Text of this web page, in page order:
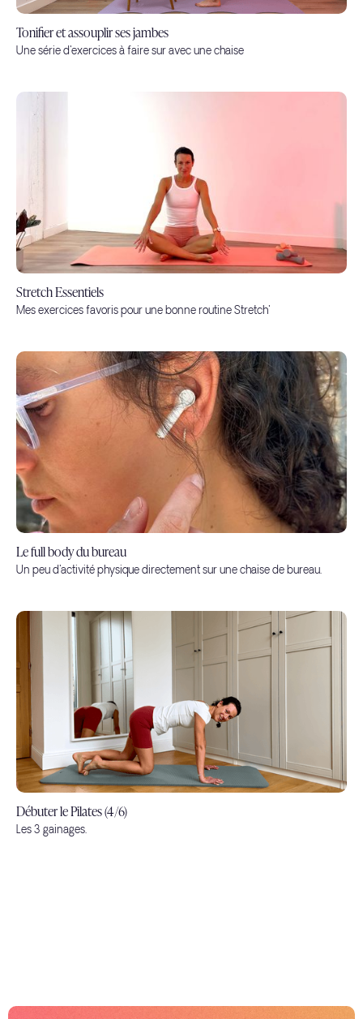
Tonifier et assouplir ses jambes
Une série d'exercices à faire sur avec une chaise
Stretch Essentiels
Mes exercices favoris pour une bonne routine Stretch'
Le full body du bureau
Un peu d'activité physique directement sur une chaise de bureau.
Débuter le Pilates (4/6)
Les 3 gainages.